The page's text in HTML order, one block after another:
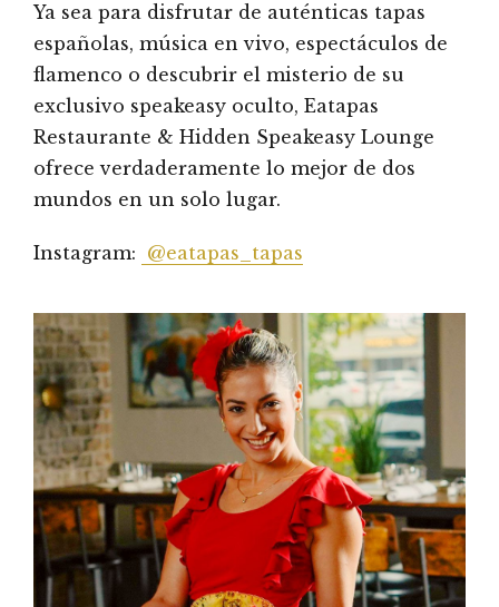
Ya sea para disfrutar de auténticas tapas
españolas, música en vivo, espectáculos de
flamenco o descubrir el misterio de su
exclusivo speakeasy oculto, Eatapas
Restaurante & Hidden Speakeasy Lounge
ofrece verdaderamente lo mejor de dos
mundos en un solo lugar.
Instagram: @eatapas_tapas